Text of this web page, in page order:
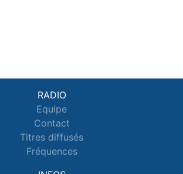
RADIO
Equipe
Contact
Titres diffusés
Fréquences